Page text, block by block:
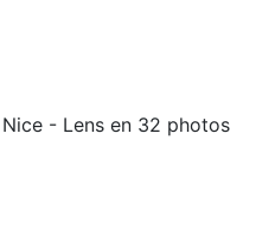
- Lens en 32 photos